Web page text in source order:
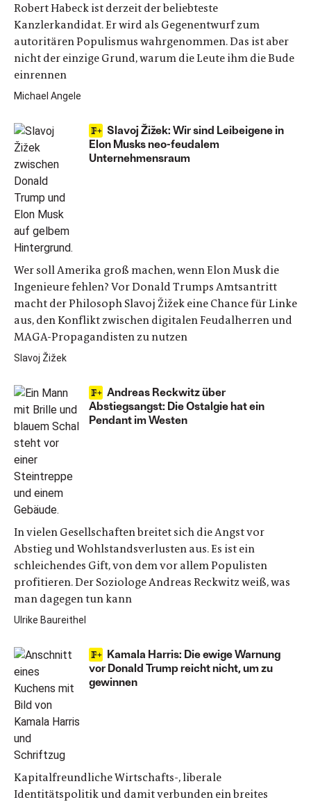
Robert Habeck ist derzeit der beliebteste
Kanzlerkandidat. Er wird als Gegenentwurf zum
autoritären Populismus wahrgenommen. Das ist aber
nicht der einzige Grund, warum die Leute ihm die Bude
einrennen
Michael Angele
Slavoj Žižek: Wir sind Leibeigene in
Elon Musks neo-feudalem
Unternehmensraum
Wer soll Amerika groß machen, wenn Elon Musk die
Ingenieure fehlen? Vor Donald Trumps Amtsantritt
macht der Philosoph Slavoj Žižek eine Chance für Linke
aus, den Konflikt zwischen digitalen Feudalherren und
MAGA-Propagandisten zu nutzen
Slavoj Žižek
Andreas Reckwitz über
Abstiegsangst: Die Ostalgie hat ein
Pendant im Westen
In vielen Gesellschaften breitet sich die Angst vor
Abstieg und Wohlstandsverlusten aus. Es ist ein
schleichendes Gift, von dem vor allem Populisten
profitieren. Der Soziologe Andreas Reckwitz weiß, was
man dagegen tun kann
Ulrike Baureithel
Kamala Harris: Die ewige Warnung
vor Donald Trump reicht nicht, um zu
gewinnen
Kapitalfreundliche Wirtschafts-, liberale
Identitätspolitik und damit verbunden ein breites